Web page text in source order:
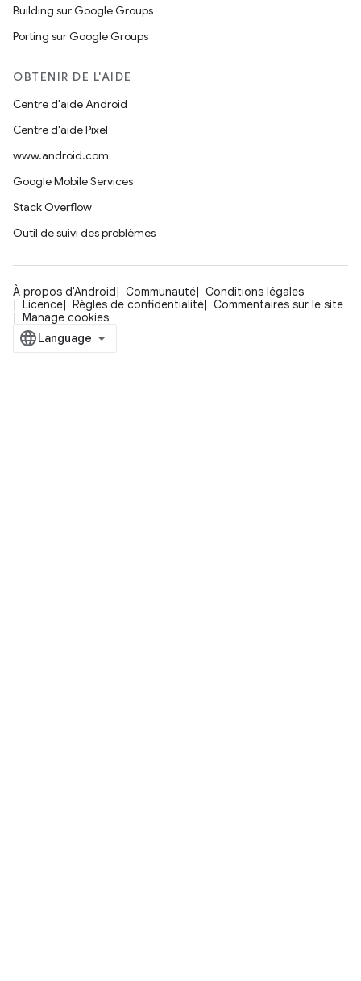
Building sur Google Groups
Porting sur Google Groups
OBTENIR DE L'AIDE
Centre d'aide Android
Centre d'aide Pixel
www.android.com
Google Mobile Services
Stack Overflow
Outil de suivi des problèmes
À propos d'Android Communauté
Conditions légales
Licence
Règles de confidentialité
Commentaires sur le site
Manage cookies